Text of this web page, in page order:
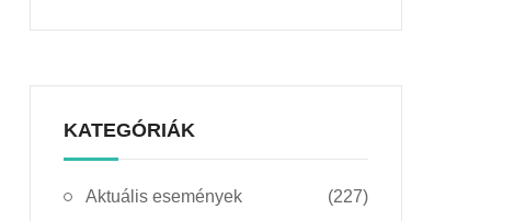
KATEGÓRIÁK
Aktuális események (227)